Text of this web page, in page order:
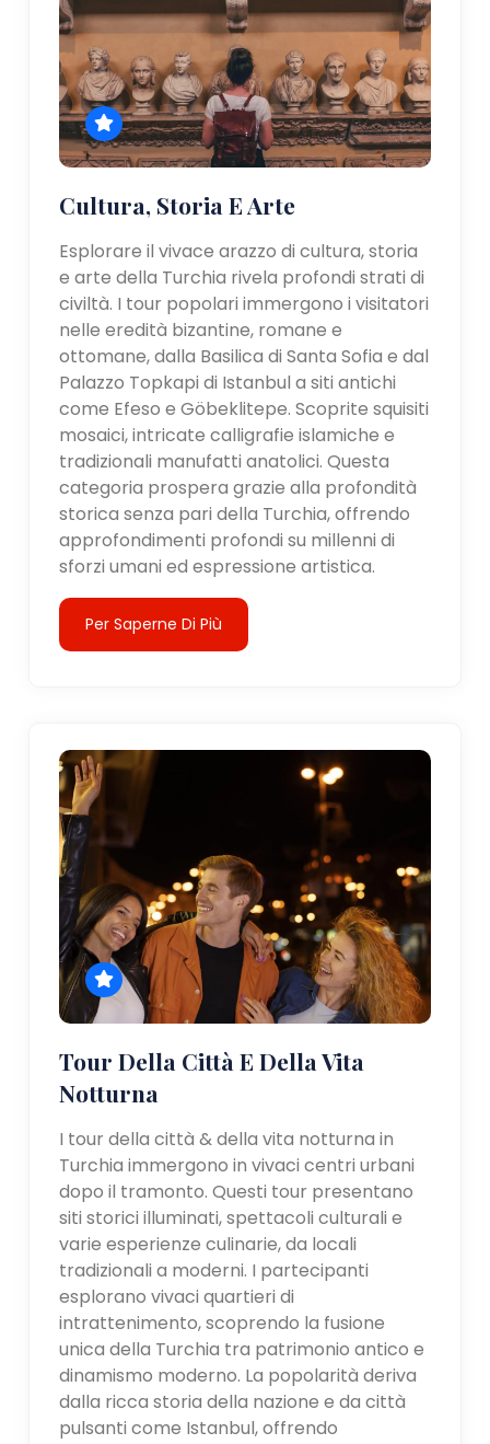
Cultura, Storia E Arte
Esplorare il vivace arazzo di cultura, storia
e arte della Turchia rivela profondi strati di
civiltà. I tour popolari immergono i visitatori
nelle eredità bizantine, romane e
ottomane, dalla Basilica di Santa Sofia e dal
Palazzo Topkapi di Istanbul a siti antichi
come Efeso e Göbeklitepe. Scoprite squisiti
mosaici, intricate calligrafie islamiche e
tradizionali manufatti anatolici. Questa
categoria prospera grazie alla profondità
storica senza pari della Turchia, offrendo
approfondimenti profondi su millenni di
sforzi umani ed espressione artistica.
Per Saperne Di Più
Tour Della Città E Della Vita
Notturna
I tour della città & della vita notturna in
Turchia immergono in vivaci centri urbani
dopo il tramonto. Questi tour presentano
siti storici illuminati, spettacoli culturali e
varie esperienze culinarie, da locali
tradizionali a moderni. I partecipanti
esplorano vivaci quartieri di
intrattenimento, scoprendo la fusione
unica della Turchia tra patrimonio antico e
dinamismo moderno. La popolarità deriva
dalla ricca storia della nazione e da città
pulsanti come Istanbul, offrendo